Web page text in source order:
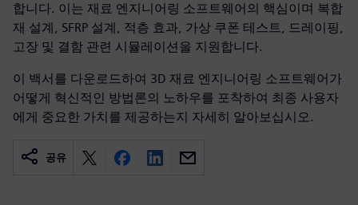
합니다. 이는 재료 엔지니어링 소프트웨어의 핵심이며 복합
재 설계, SFRP 설계, 적층 효과, 가상 쿠폰 테스트, 드레이핑,
고장 및 결함 관련 시뮬레이션을 지원합니다.
이 백서를 다운로드하여 3D 재료 엔지니어링 소프트웨어가
어떻게 혁신적인 방법론의 노하우를 포착하여 최종 사용자
에게 중요한 가치를 제공하는지 자세히 알아보십시오.
공유